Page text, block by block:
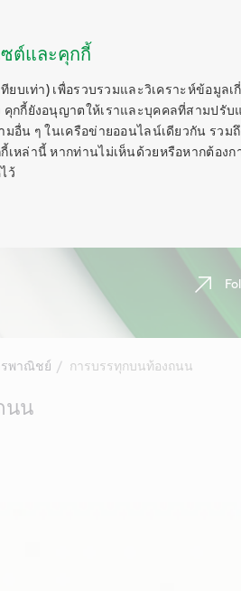
ซต์และคุกกี้
ยบเท่า) เพื่อรวบรวมและวิเคราะห์ข้อมูล
คุกกี้ยังอนุญาตให้เราและบุคคลที่สามปรั
อื่น ๆ ในเครือข่ายออนไลน์เดียวกัน รวม
เหล่านี้ หากท่านไม่เห็นด้วยหรือหากต้อง
ว้
รพาณิชย์ การบรรทุกบนท้องถนน
นน